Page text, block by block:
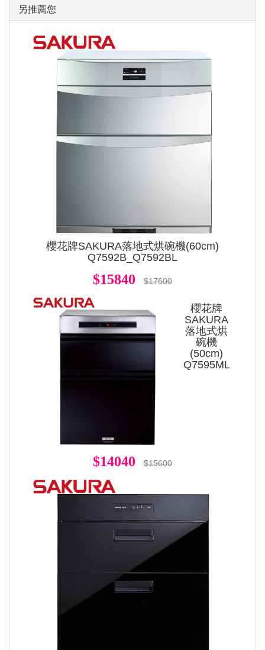
另推薦您
櫻花牌SAKURA落地式烘碗機(60cm)
Q7592B_Q7592BL
$15840 $17600
櫻花牌
SAKURA
落地式烘
碗機
(50cm)
Q7595ML
$14040 $15600